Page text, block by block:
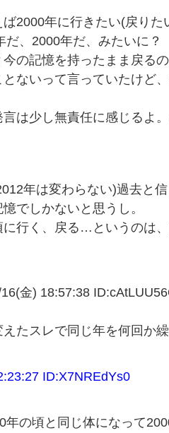
2000年に行きたい(戻り
、2000年だ、みたいに？
の記憶を持ったまま戻るの
ないって言っていたけど
は少し無責任に感じるよ
年は変わらない)過去と
でしかないと思うし。
行く、戻る…というのは
金) 18:57:38
たスレで同じ年を何回か
ID:X7NREdYs0
の頃と同じ体になって